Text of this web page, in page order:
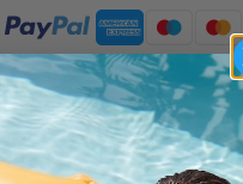
• Contra reembolso •
Entrega